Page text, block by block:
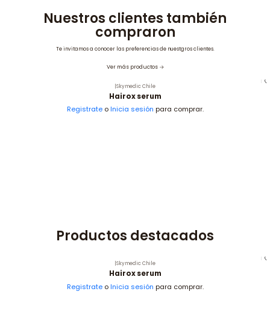
Nuestros clientes también
compraron
Te invitamos a conocer las preferencias de nuestgros clientes.
Ver más productos
|Skymedic Chile
Hairox serum
Registrateo Inicia sesión para comprar.
Productos destacados
Skymedic Chile
Hairox serum
Registrateo Inicia sesión para comprar.